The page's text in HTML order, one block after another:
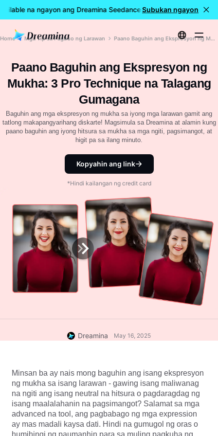
na ngayon ang Dreamina Seedance 2.5 🎉 LIVE na
Subukan ngayon
Home Mga Tip sa Pagbuo ng Larawan Paano Baguhin ang Ekspresyon ng Mukha: 3 Pro Technique na Talagang Gumagana
Paano Baguhin ang Ekspresyon ng
Mukha: 3 Pro Technique na Talagang
Gumagana
Baguhin ang mga ekspresyon ng mukha sa iyong mga larawan gamit ang
tatlong makapangyarihang diskarte! Magsimula sa Dreamina at alamin kung
paano baguhin ang iyong hitsura sa mukha sa mga ngiti, pagsimangot, at
higit pa sa ilang minuto.
Kopyahin ang link
*Hindi kailangan ng credit card
Dreamina May 16, 2025
Minsan ba ay nais mong baguhin ang isang ekspresyon
ng mukha sa isang larawan - gawing isang maliwanag
na ngiti ang isang neutral na hitsura o pagdaragdag ng
isang maalalahanin na pagsimangot? Salamat sa mga
advanced na tool, ang pagbabago ng mga expression
ay mas madali kaysa dati. Hindi na gumugol ng oras o
humihingi ng paumanhin para sa muling pagkuha ng